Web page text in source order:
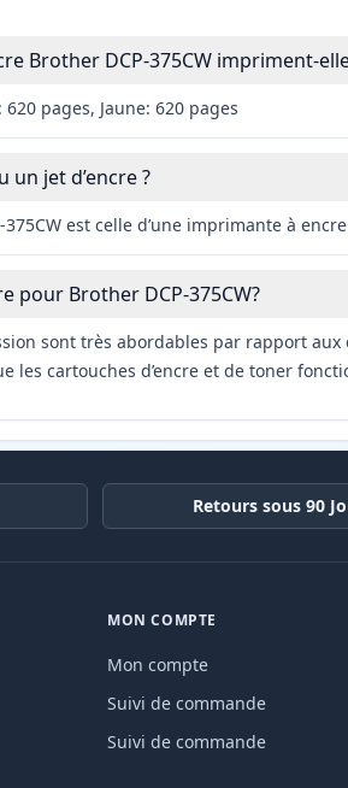
Brother DCP-375CW impriment-
pages, Jaune: 620 pages
un jet d’encre ?
est celle d’une imprimante à
pour Brother DCP-375CW?
sont très abordables par rapport
cartouches d’encre et de toner
Retours sous 90
MON COMPTE
Mon compte
Suivi de commande
Suivi de commande